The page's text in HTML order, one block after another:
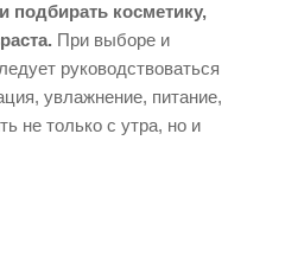
подбирать косметику,
При выборе и
руководствоваться
увлажнение, питание,
не только с утра, но и